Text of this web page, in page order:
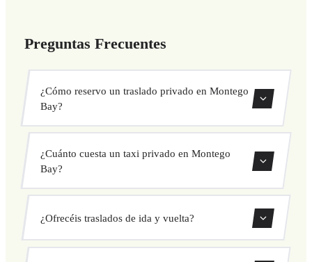
Preguntas Frecuentes
¿Cómo reservo un traslado privado en Montego
Bay?
tu traslado al instante. Elige recogida y destino, selecciona
¿Cuánto cuesta un taxi privado en Montego
Bay?
Nuestros traslados privados en Montego Bay tienen precio
fijo cerrado antes de salir. Sin cargos ocultos ni sorpresas.
¿Ofrecéis traslados de ida y vuelta?